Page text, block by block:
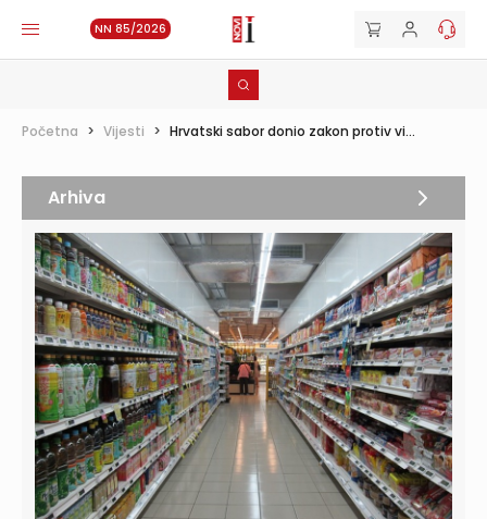
NN 85/2026
Početna > Vijesti > Hrvatski sabor donio zakon protiv vi...
Arhiva